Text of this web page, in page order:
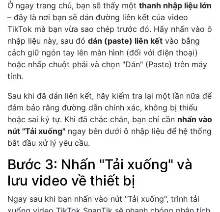
Ở ngay trang chủ, bạn sẽ thấy một thanh nhập liệu lớn
– đây là nơi bạn sẽ dán đường liên kết của video
TikTok mà bạn vừa sao chép trước đó. Hãy nhấn vào ô
nhập liệu này, sau đó dán (paste) liên kết vào bằng
cách giữ ngón tay lên màn hình (đối với điện thoại)
hoặc nhấp chuột phải và chọn "Dán" (Paste) trên máy
tính.
Sau khi đã dán liên kết, hãy kiểm tra lại một lần nữa để
đảm bảo rằng đường dẫn chính xác, không bị thiếu
hoặc sai ký tự. Khi đã chắc chắn, bạn chỉ cần nhấn vào
nút "Tải xuống" ngay bên dưới ô nhập liệu để hệ thống
bắt đầu xử lý yêu cầu.
Bước 3: Nhấn "Tải xuống" và
lưu video về thiết bị
Ngay sau khi bạn nhấn vào nút "Tải xuống", trình tải